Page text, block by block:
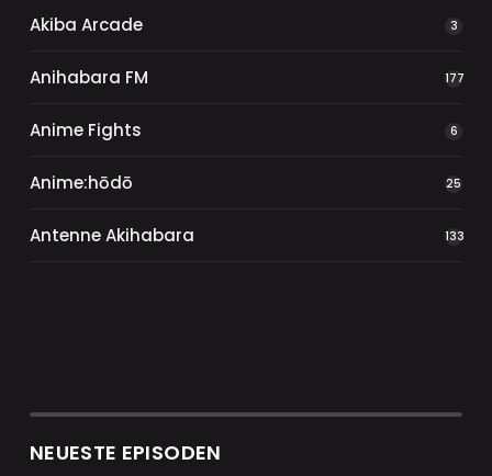
Akiba Arcade 3
Anihabara FM 177
Anime Fights 6
Anime:hōdō 25
Antenne Akihabara 133
NEUESTE EPISODEN